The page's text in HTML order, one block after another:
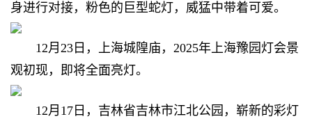
身进行对接，粉色的巨型蛇灯，威猛中带着可爱。
12月23日，上海城隍庙，2025年上海豫园灯会景
观初现，即将全面亮灯。
12月17日，吉林省吉林市江北公园，崭新的彩灯